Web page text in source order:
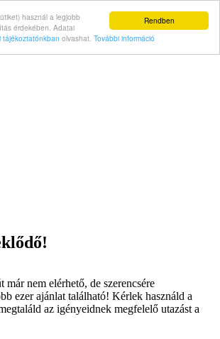
Rendben
használ a legjobb
érdekében. Adatai
tájékoztatónkban olvashat. További információ
már nem elérhető, de szerencsére
ezer ajánlat található! Kérlek használd a
az igényeidnek megfelelő utazást a